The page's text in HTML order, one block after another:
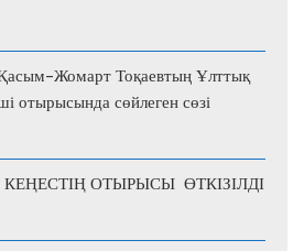
Жомарт Тоқаевтың Ұлттық
отырысында сөйлеген сөзі
ОТЫРЫСЫ ӨТКІЗІЛДІ